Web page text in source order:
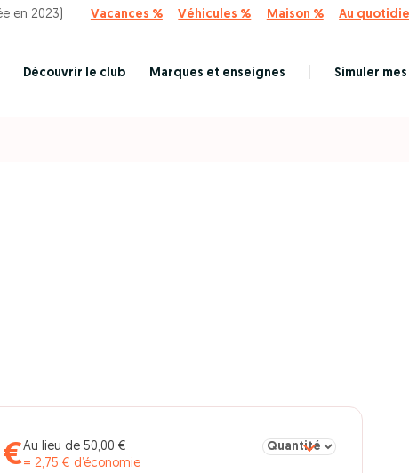
en 2023) Vacances % Véhicules % Maison % Au
Découvrir le club Marques et enseignes Simuler
Au lieu de 50,00 €
= 2,75 € d’économie
Sélectionner la quantité